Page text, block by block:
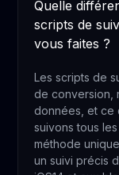
Quelle
scripts de
vous faites ?
Les scripts de
de conversion,
données, et ce
suivons tous
méthode
un suivi précis